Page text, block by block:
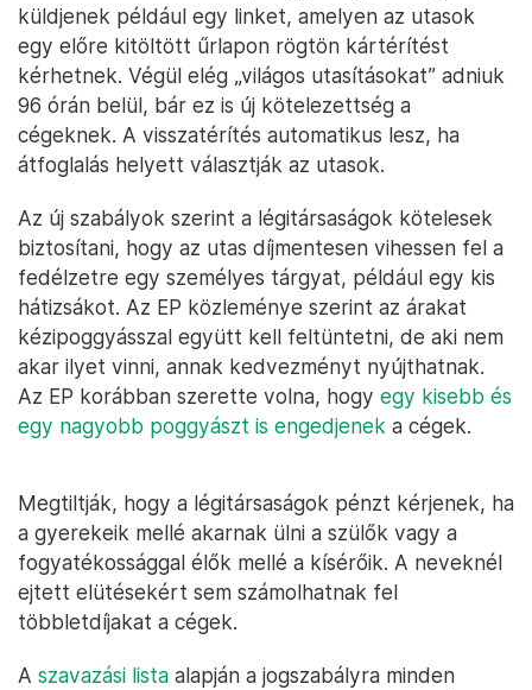
küldjenek például egy linket, amelyen az utasok
egy előre kitöltött űrlapon rögtön kártérítést
kérhetnek. Végül elég „világos utasításokat” adniuk
96 órán belül, bár ez is új kötelezettség a
cégeknek. A visszatérítés automatikus lesz, ha
átfoglalás helyett választják az utasok.
Az új szabályok szerint a légitársaságok kötelesek
biztosítani, hogy az utas díjmentesen vihessen fel a
fedélzetre egy személyes tárgyat, például egy kis
hátizsákot. Az EP közleménye szerint az árakat
kézipoggyásszal együtt kell feltüntetni, de aki nem
akar ilyet vinni, annak kedvezményt nyújthatnak.
Az EP korábban szerette volna, hogy egy kisebb és
egy nagyobb poggyászt is engedjenek a cégek.
Megtiltják, hogy a légitársaságok pénzt kérjenek, ha
a gyerekeik mellé akarnak ülni a szülők vagy a
fogyatékossággal élők mellé a kísérőik. A neveknél
ejtett elütésekért sem számolhatnak fel
többletdíjakat a cégek.
A szavazási lista alapján a jogszabályra minden